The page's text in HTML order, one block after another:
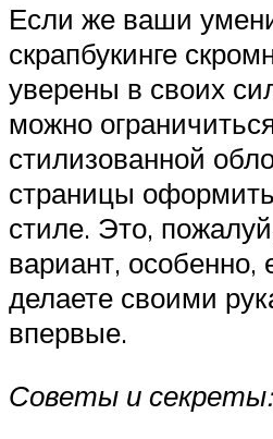
Если же ваши
скрапбукинге
уверены в своих
можно
стилизованной
страницы
стиле. Это,
вариант, особенно,
делаете своими
впервые.
Советы и секреты: